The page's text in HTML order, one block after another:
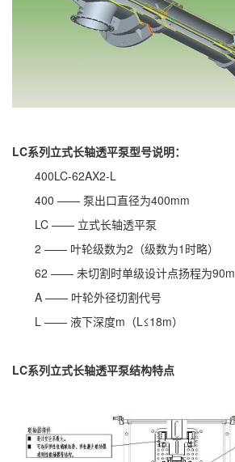
LC系列立式长轴透平泵型号说明：
400LC-62AX2-L
400 —— 泵出口直径为400mm
LC —— 立式长轴透平泵
2 —— 叶轮级数为2（级数为1时略）
62 —— 未切割时单级设计点扬程为90m
A —— 叶轮外径切割代号
L —— 液下深度m（L≤18m）
LC系列立式长轴透平泵结构特点